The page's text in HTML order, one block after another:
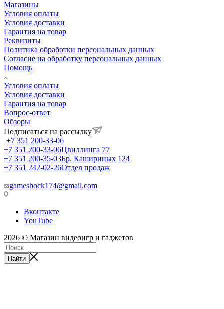
Магазины
Условия оплаты
Условия доставки
Гарантия на товар
Реквизиты
Политика обработки персональных данных
Согласие на обработку персональных данных
Помощь
Условия оплаты
Условия доставки
Гарантия на товар
Вопрос-ответ
Обзоры
Подписаться на рассылку
+7 351 200-33-06
+7 351 200-33-06Цвиллинга 77
+7 351 200-35-03Бр. Кашириных 124
+7 351 242-02-26Отдел продаж
gameshock174@gmail.com
Вконтакте
YouTube
2026 © Магазин видеоигр и гаджетов
Найти